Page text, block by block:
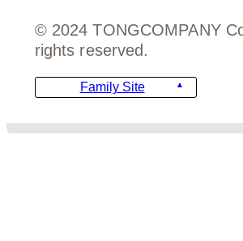
© 2024 TONGCOMPANY
rights reserved.
Family Site